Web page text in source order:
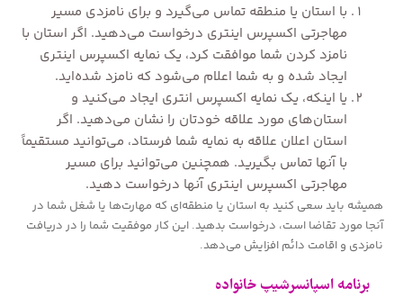
با استان یا منطقه تماس می‌گیرد و برای نامزدی مسیر
مهاجرتی اکسپرس اینتری درخواست می‌دهید. اگر استان با
نامزد کردن شما موافقت کرد، یک نمایه اکسپرس اینتری
ایجاد شده و به شما اعلام می‌شود که نامزد شده‌اید.
یا اینکه، یک نمایه اکسپرس انتری ایجاد می‌کنید و
استان‌های مورد علاقه خودتان را نشان می‌دهید. اگر
استان اعلان علاقه به نمایه شما فرستاد، می‌توانید مستقیماً
با آنها تماس بگیرید. همچنین می‌توانید برای مسیر
مهاجرتی اکسپرس اینتری آنها درخواست دهید.
همیشه باید سعی کنید به استان یا منطقه‌ای که مهارت‌ها یا شغل شما در
آنجا مورد تقاضا است، درخواست بدهید. این کار موفقیت شما را در دریافت
نامزدی و اقامت دائم افزایش می‌دهد.
برنامه اسپانسرشیپ خانواده